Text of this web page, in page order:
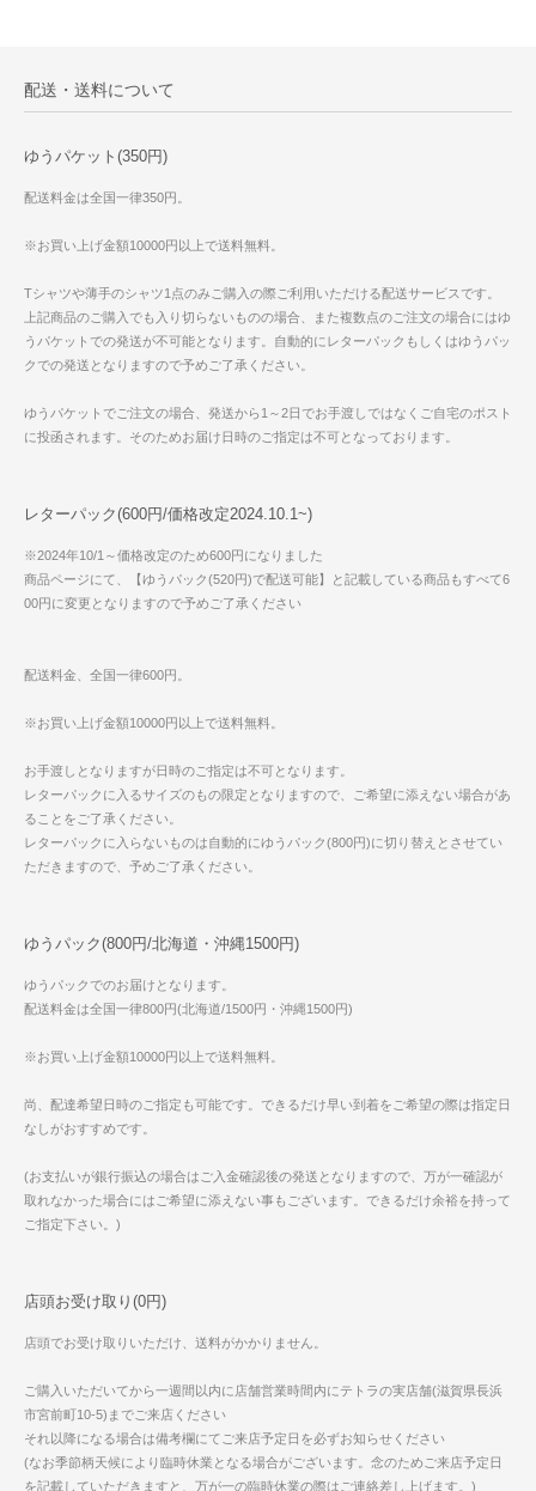
配送・送料について
ゆうパケット(350円)
配送料金は全国一律350円。
※お買い上げ金額10000円以上で送料無料。
Tシャツや薄手のシャツ1点のみご購入の際ご利用いただける配送サービスです。
上記商品のご購入でも入り切らないものの場合、また複数点のご注文の場合にはゆ
うパケットでの発送が不可能となります。自動的にレターパックもしくはゆうパッ
クでの発送となりますので予めご了承ください。
ゆうパケットでご注文の場合、発送から1～2日でお手渡しではなくご自宅のポスト
に投函されます。そのためお届け日時のご指定は不可となっております。
レターパック(600円/価格改定2024.10.1~)
※2024年10/1～価格改定のため600円になりました
商品ページにて、【ゆうパック(520円)で配送可能】と記載している商品もすべて6
00円に変更となりますので予めご了承ください
配送料金、全国一律600円。
※お買い上げ金額10000円以上で送料無料。
お手渡しとなりますが日時のご指定は不可となります。
レターパックに入るサイズのもの限定となりますので、ご希望に添えない場合があ
ることをご了承ください。
レターパックに入らないものは自動的にゆうパック(800円)に切り替えとさせてい
ただきますので、予めご了承ください。
ゆうパック(800円/北海道・沖縄1500円)
ゆうパックでのお届けとなります。
配送料金は全国一律800円(北海道/1500円・沖縄1500円)
※お買い上げ金額10000円以上で送料無料。
尚、配達希望日時のご指定も可能です。できるだけ早い到着をご希望の際は指定日
なしがおすすめです。
(お支払いが銀行振込の場合はご入金確認後の発送となりますので、万が一確認が
取れなかった場合にはご希望に添えない事もございます。できるだけ余裕を持って
ご指定下さい。)
店頭お受け取り(0円)
店頭でお受け取りいただけ、送料がかかりません。
ご購入いただいてから一週間以内に店舗営業時間内にテトラの実店舗(滋賀県長浜
市宮前町10-5)までご来店ください
それ以降になる場合は備考欄にてご来店予定日を必ずお知らせください
(なお季節柄天候により臨時休業となる場合がございます。念のためご来店予定日
を記載していただきますと、万が一の臨時休業の際はご連絡差し上げます。)